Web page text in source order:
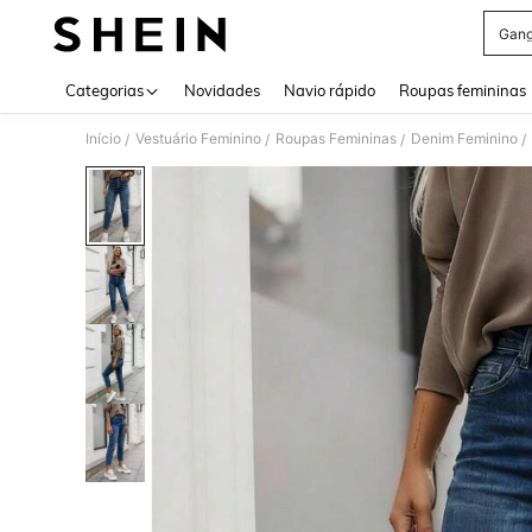
Categorias Novidades Navio rápido Roupas femininas
Início / Vestuário Feminino / Roupas Femininas / Denim Feminino /